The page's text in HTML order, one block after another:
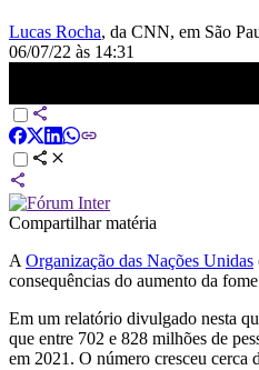
Lucas Rocha, da CNN, em São
06/07/22 às 14:31
Compartilhar matéria
A Organização das Nações Unidas
consequências do aumento da
Em um relatório divulgado nesta
que entre 702 e 828 milhões de
em 2021. O número cresceu cerca